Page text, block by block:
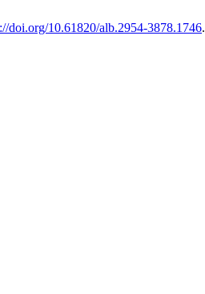
doi.org/10.61820/alb.2954-3878.1746.